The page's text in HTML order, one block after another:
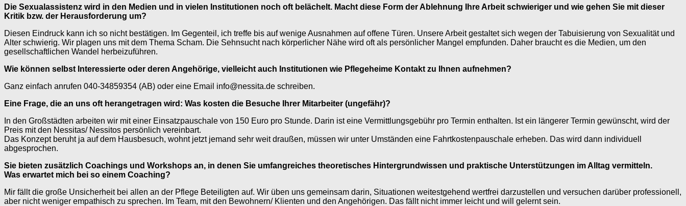
Die Sexualassistenz wird in den Medien und in vielen Institutionen noch oft belächelt. Macht diese Form der Ablehnung Ihre Arbeit schwieriger und wie gehen Sie mit dieser
Kritik bzw. der Herausforderung um?
Diesen Eindruck kann ich so nicht bestätigen. Im Gegenteil, ich treffe bis auf wenige Ausnahmen auf offene Türen. Unsere Arbeit gestaltet sich wegen der Tabuisierung von Sexualität und
Alter schwierig. Wir plagen uns mit dem Thema Scham. Die Sehnsucht nach körperlicher Nähe wird oft als persönlicher Mangel empfunden. Daher braucht es die Medien, um den
gesellschaftlichen Wandel herbeizuführen.
Wie können selbst Interessierte oder deren Angehörige, vielleicht auch Institutionen wie Pflegeheime Kontakt zu Ihnen aufnehmen?
Ganz einfach anrufen 040-34859354 (AB) oder eine Email info@nessita.de schreiben.
Eine Frage, die an uns oft herangetragen wird: Was kosten die Besuche Ihrer Mitarbeiter (ungefähr)?
In den Großstädten arbeiten wir mit einer Einsatzpauschale von 150 Euro pro Stunde. Darin ist eine Vermittlungsgebühr pro Termin enthalten. Ist ein längerer Termin gewünscht, wird der
Preis mit den Nessitas/ Nessitos persönlich vereinbart.
Das Konzept beruht ja auf dem Hausbesuch, wohnt jetzt jemand sehr weit draußen, müssen wir unter Umständen eine Fahrtkostenpauschale erheben. Das wird dann individuell
abgesprochen.
Sie bieten zusätzlich Coachings und Workshops an, in denen Sie umfangreiches theoretisches Hintergrundwissen und praktische Unterstützungen im Alltag vermitteln.
Was erwartet mich bei so einem Coaching?
Mir fällt die große Unsicherheit bei allen an der Pflege Beteiligten auf. Wir üben uns gemeinsam darin, Situationen weitestgehend wertfrei darzustellen und versuchen darüber professionell,
aber nicht weniger empathisch zu sprechen. Im Team, mit den Bewohnern/ Klienten und den Angehörigen. Das fällt nicht immer leicht und will gelernt sein.